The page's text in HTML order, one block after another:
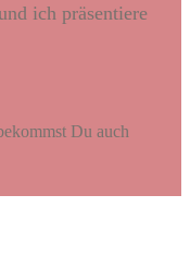
ich präsentiere
Du auch